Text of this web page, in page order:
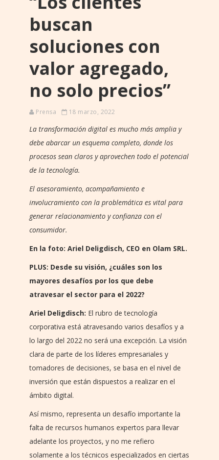
buscan
soluciones con
valor agregado,
no solo precios”
Prensa 18 marzo, 2022
La transformación digital es mucho más amplia y
debe abarcar un esquema completo, donde los
procesos sean claros y aprovechen todo el potencial
de la tecnología.
El asesoramiento, acompañamiento e
involucramiento con la problemática es vital para
generar relacionamiento y confianza con el
consumidor.
En la foto: Ariel Deligdisch, CEO en Olam SRL.
PLUS: Desde su visión, ¿cuáles son los
mayores desafíos por los que debe
atravesar el sector para el 2022?
Ariel Deligdisch: El rubro de tecnología
corporativa está atravesando varios desafíos y a
lo largo del 2022 no será una excepción. La visión
clara de parte de los líderes empresariales y
tomadores de decisiones, se basa en el nivel de
inversión que están dispuestos a realizar en el
ámbito digital.
Así mismo, representa un desafío importante la
falta de recursos humanos expertos para llevar
adelante los proyectos, y no me refiero
solamente a los técnicos especializados en ciertas